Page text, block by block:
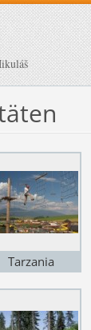
Tarzania